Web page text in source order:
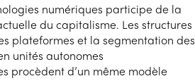
numériques participe de la
du capitalisme. Les structures
plateformes et la segmentation des
unités autonomes
procèdent d’un même modèle